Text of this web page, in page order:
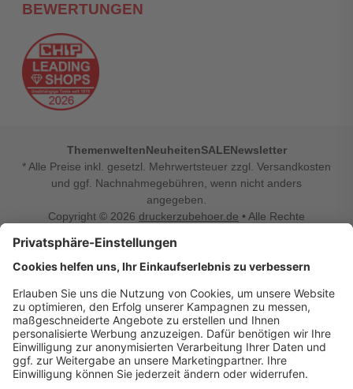
BEWERTUNGEN
ThemenweltenNeuheitenSALENewsletter
* Alle Preise inkl. gesetzl. Mehrwertsteuer zzgl. Versandkosten
und ggf. Nachnahmegebühren, wenn nicht anders
angegeben.
Copyright © 2026 druckerzubehoer.de • Alle Rechte
Vertrag widerrufen
Druckerzubehoer.de – preiswerte Qualität für Ihr Office
Sie sind auf der Suche nach dem passenden Druckerzubehör
oder Zubehör für das Büro, den Computer oder Ihr
Smartphone? Dann sind Sie bei Druckerzubehoer.de genau
richtig! Unser breites Sortiment bietet unter anderem Tinte
und Toner für alle gängigen Druckermodelle – großer sowie
kleiner Hersteller. Zugleich sind wir Ihr Online Fachhandel für